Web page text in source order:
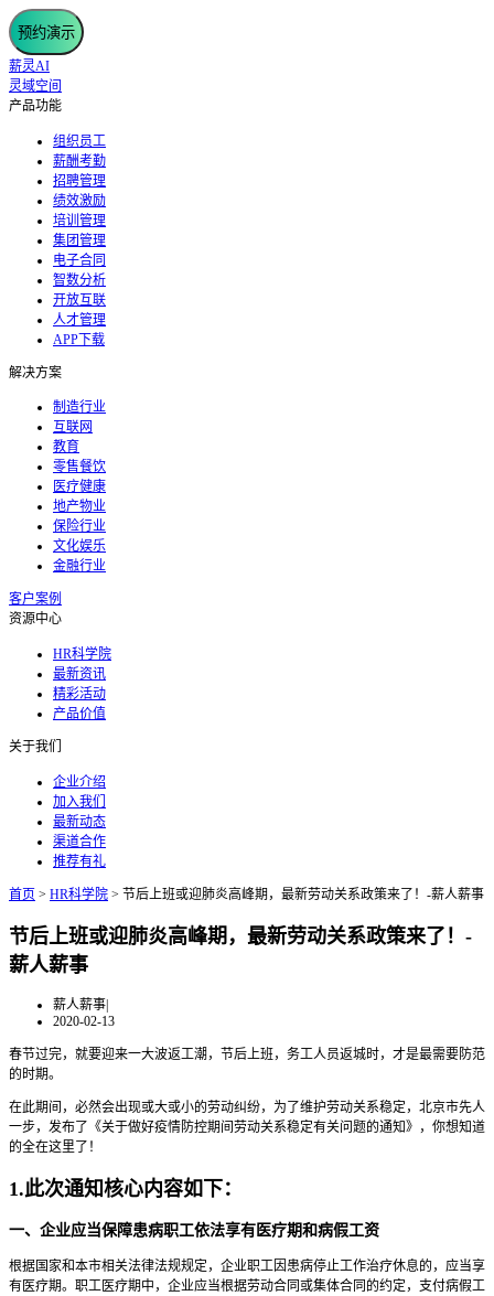
预约演示
薪灵AI
灵域空间
产品功能
组织员工
薪酬考勤
招聘管理
绩效激励
培训管理
集团管理
电子合同
智数分析
开放互联
人才管理
APP下载
解决方案
制造行业
互联网
教育
零售餐饮
医疗健康
地产物业
保险行业
文化娱乐
金融行业
客户案例
资源中心
HR科学院
最新资讯
精彩活动
产品价值
关于我们
企业介绍
加入我们
最新动态
渠道合作
推荐有礼
首页 > HR科学院 > 节后上班或迎肺炎高峰期，最新劳动关系政策来了！-薪人薪事
节后上班或迎肺炎高峰期，最新劳动关系政策来了！-
薪人薪事
薪人薪事|
2020-02-13
春节过完，就要迎来一大波返工潮，节后上班，务工人员返城时，才是最需要防范
的时期。
在此期间，必然会出现或大或小的劳动纠纷，为了维护劳动关系稳定，北京市先人
一步，发布了《关于做好疫情防控期间劳动关系稳定有关问题的通知》，你想知道
的全在这里了！
1.此次通知核心内容如下：
一、企业应当保障患病职工依法享有医疗期和病假工资
根据国家和本市相关法律法规规定，企业职工因患病停止工作治疗休息的，应当享
有医疗期。职工医疗期中，企业应当根据劳动合同或集体合同的约定，支付病假工